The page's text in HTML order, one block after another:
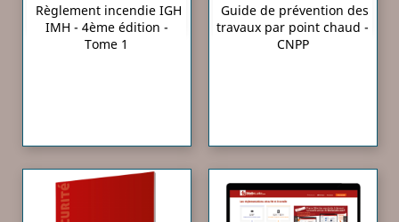
Règlement incendie IGH
IMH - 4ème édition -
Tome 1
Guide de prévention des
travaux par point chaud -
CNPP